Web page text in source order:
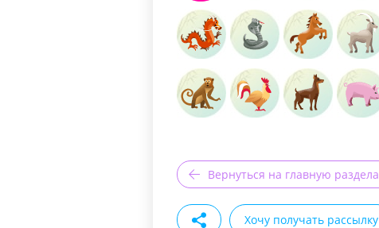
Вернуться на главную раздела
Хочу получать рассылку